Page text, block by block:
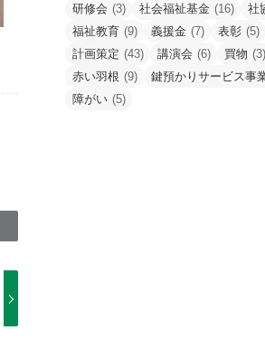
研修会 (3) 社会福祉基金 (16) 社
福祉教育 (9) 義援金 (7) 表彰 (5)
計画策定 (43) 講演会 (6) 買物 (3)
赤い羽根 (9) 鍵預かりサービス事
障がい (5)